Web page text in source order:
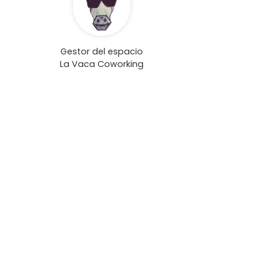
Gestor del espacio
La Vaca Coworking